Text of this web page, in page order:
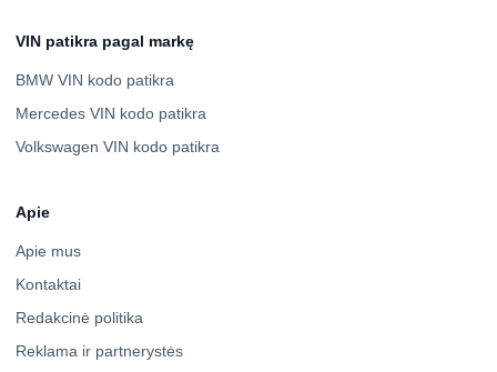
VIN patikra pagal markę
BMW VIN kodo patikra
Mercedes VIN kodo patikra
Volkswagen VIN kodo patikra
Apie
Apie mus
Kontaktai
Redakcinė politika
Reklama ir partnerystės